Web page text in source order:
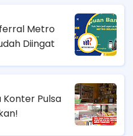
Metro
Diingat
Pulsa